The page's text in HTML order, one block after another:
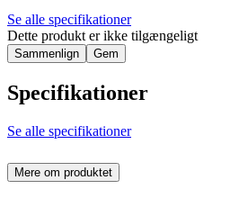
Se alle specifikationer
Dette produkt er ikke tilgængeligt
Sammenlign Gem
Specifikationer
Se alle specifikationer
Mere om produktet